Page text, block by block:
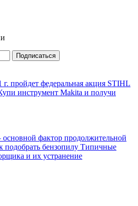
Подписаться
пройдет федеральная акция STIHL
инструмент Makita и получи
фактор продолжительной
подобрать бензопилу Типичные
и их устранение